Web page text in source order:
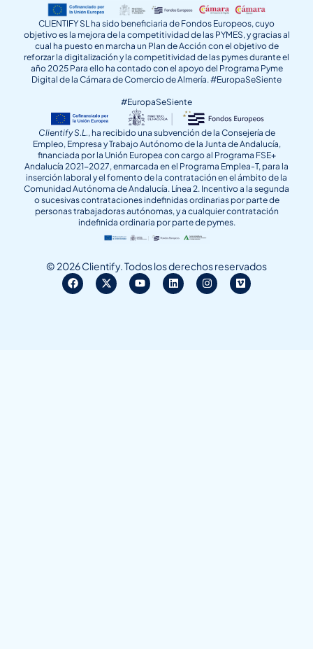
CLIENTIFY SL ha sido beneficiaria de Fondos Europeos, cuyo
objetivo es la mejora de la competitividad de las PYMES, y gracias al
cual ha puesto en marcha un Plan de Acción con el objetivo de
reforzar la digitalización y la competitividad de las pymes durante el
año 2025 Para ello ha contado con el apoyo del Programa Pyme
Digital de la Cámara de Comercio de Almería. #EuropaSeSiente
#EuropaSeSiente
Clientify S.L., ha recibido una subvención de la Consejería de
Empleo, Empresa y Trabajo Autónomo de la Junta de Andalucía,
financiada por la Unión Europea con cargo al Programa FSE+
Andalucía 2021-2027, enmarcada en el Programa Emplea-T, para la
inserción laboral y el fomento de la contratación en el ámbito de la
Comunidad Autónoma de Andalucía. Línea 2. Incentivo a la segunda
o sucesivas contrataciones indefinidas ordinarias por parte de
personas trabajadoras autónomas, y a cualquier contratación
indefinida ordinaria por parte de pymes.
© 2026 Clientify. Todos los derechos reservados